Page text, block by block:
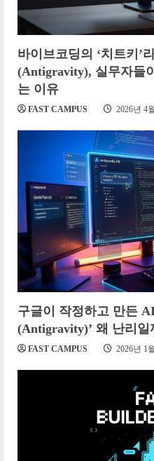
바이브코딩의 ‘치트키’
(Antigravity), 실무자들
는 이유
FAST CAMPUS 2026년 4
구글이 작정하고 만든
(Antigravity)’ 왜 난리
FAST CAMPUS 2026년 1